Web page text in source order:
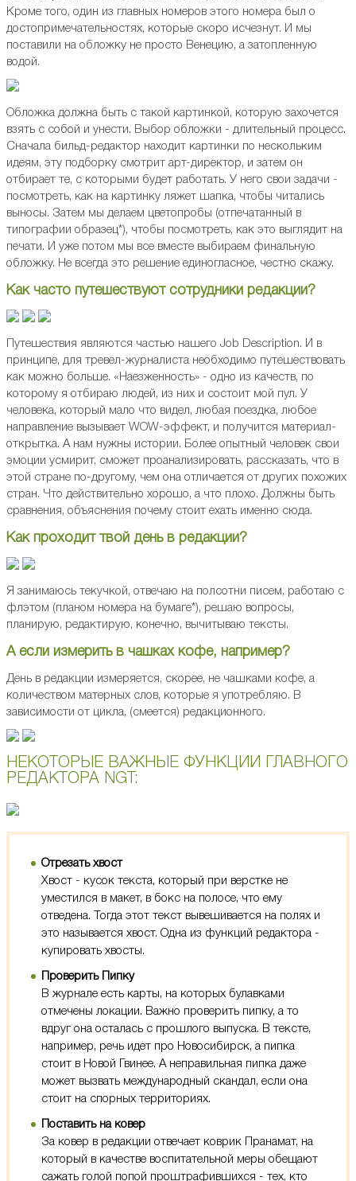
Кроме того, один из главных номеров этого номера был о
достопримечательностях, которые скоро исчезнут. И мы
поставили на обложку не просто Венецию, а затопленную
водой.
Обложка должна быть с такой картинкой, которую захочется
взять с собой и унести. Выбор обложки - длительный процесс.
Сначала бильд-редактор находит картинки по нескольким
идеям, эту подборку смотрит арт-директор, и затем он
отбирает те, с которыми будет работать. У него свои задачи -
посмотреть, как на картинку ляжет шапка, чтобы читались
выносы. Затем мы делаем цветопробы (отпечатанный в
типографии образец*), чтобы посмотреть, как это выглядит на
печати. И уже потом мы все вместе выбираем финальную
обложку. Не всегда это решение единогласное, честно скажу.
Как часто путешествуют сотрудники редакции?
Путешествия являются частью нашего Job Description. И в
принципе, для тревел-журналиста необходимо путешествовать
как можно больше. «Наезженность» - одно из качеств, по
которому я отбираю людей, из них и состоит мой пул. У
человека, который мало что видел, любая поездка, любое
направление вызывает WOW-эффект, и получится материал-
открытка. А нам нужны истории. Более опытный человек свои
эмоции усмирит, сможет проанализировать, рассказать, что в
этой стране по-другому, чем она отличается от других похожих
стран. Что действительно хорошо, а что плохо. Должны быть
сравнения, объяснения почему стоит ехать именно сюда.
Как проходит твой день в редакции?
Я занимаюсь текучкой, отвечаю на полсотни писем, работаю с
флэтом (планом номера на бумаге*), решаю вопросы,
планирую, редактирую, конечно, вычитываю тексты.
А если измерить в чашках кофе, например?
День в редакции измеряется, скорее, не чашками кофе, а
количеством матерных слов, которые я употребляю. В
зависимости от цикла, (смеется) редакционного.
НЕКОТОРЫЕ ВАЖНЫЕ ФУНКЦИИ ГЛАВНОГО
РЕДАКТОРА NGT:
Отрезать хвост
Хвост - кусок текста, который при верстке не
уместился в макет, в бокс на полосе, что ему
отведена. Тогда этот текст вывешивается на полях и
это называется хвост. Одна из функций редактора -
купировать хвосты.
Проверить Пипку
В журнале есть карты, на которых булавками
отмечены локации. Важно проверить пипку, а то
вдруг она осталась с прошлого выпуска. В тексте,
например, речь идет про Новосибирск, а пипка
стоит в Новой Гвинее. А неправильная пипка даже
может вызвать международный скандал, если она
стоит на спорных территориях.
Поставить на ковер
За ковер в редакции отвечает коврик Пранамат, на
который в качестве воспитательной меры обещают
сажать голой попой проштрафившихся - тех, кто